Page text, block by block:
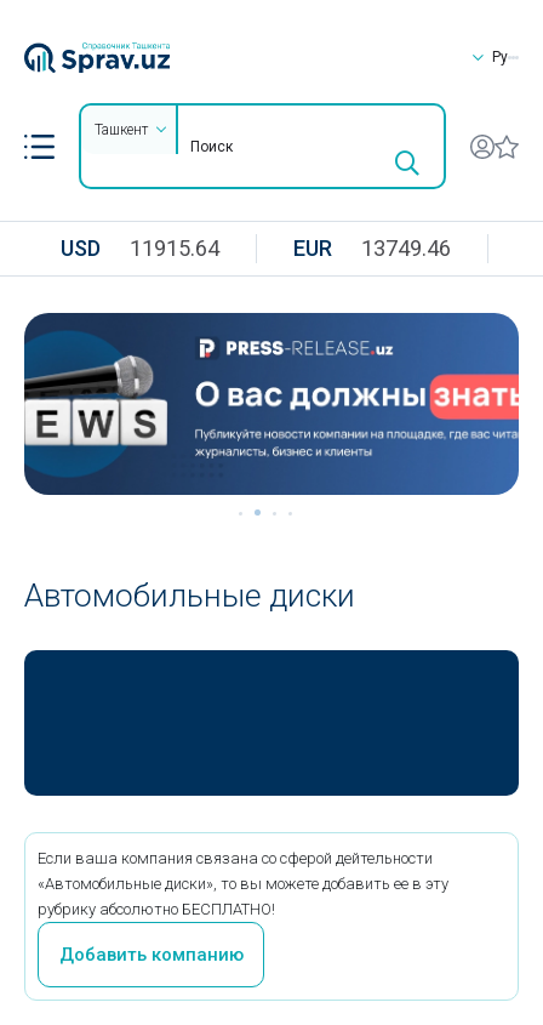
Ру
Ташкент
USD 11915.64 EUR 13749.46
Автомобильные диски
Если ваша компания связана со сферой дейтельности
«Автомобильные диски», то вы можете добавить ее в эту
рубрику абсолютно БЕСПЛАТНО!
Добавить компанию